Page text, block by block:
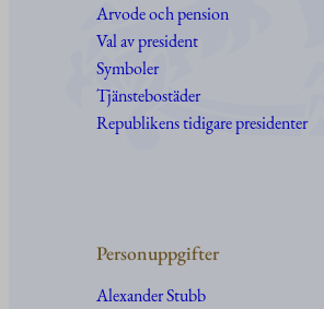
Arvode och pension
Val av president
Symboler
Tjänstebostäder
Republikens tidigare presidenter
Personuppgifter
Alexander Stubb